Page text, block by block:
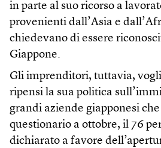
in parte al suo ricorso a
provenienti dall’Asia e
chiedevano di essere
Giappone.
Gli imprenditori, tuttavia,
ripensi la sua politica
grandi aziende giapponesi
questionario a ottobre, il 76
dichiarato a favore